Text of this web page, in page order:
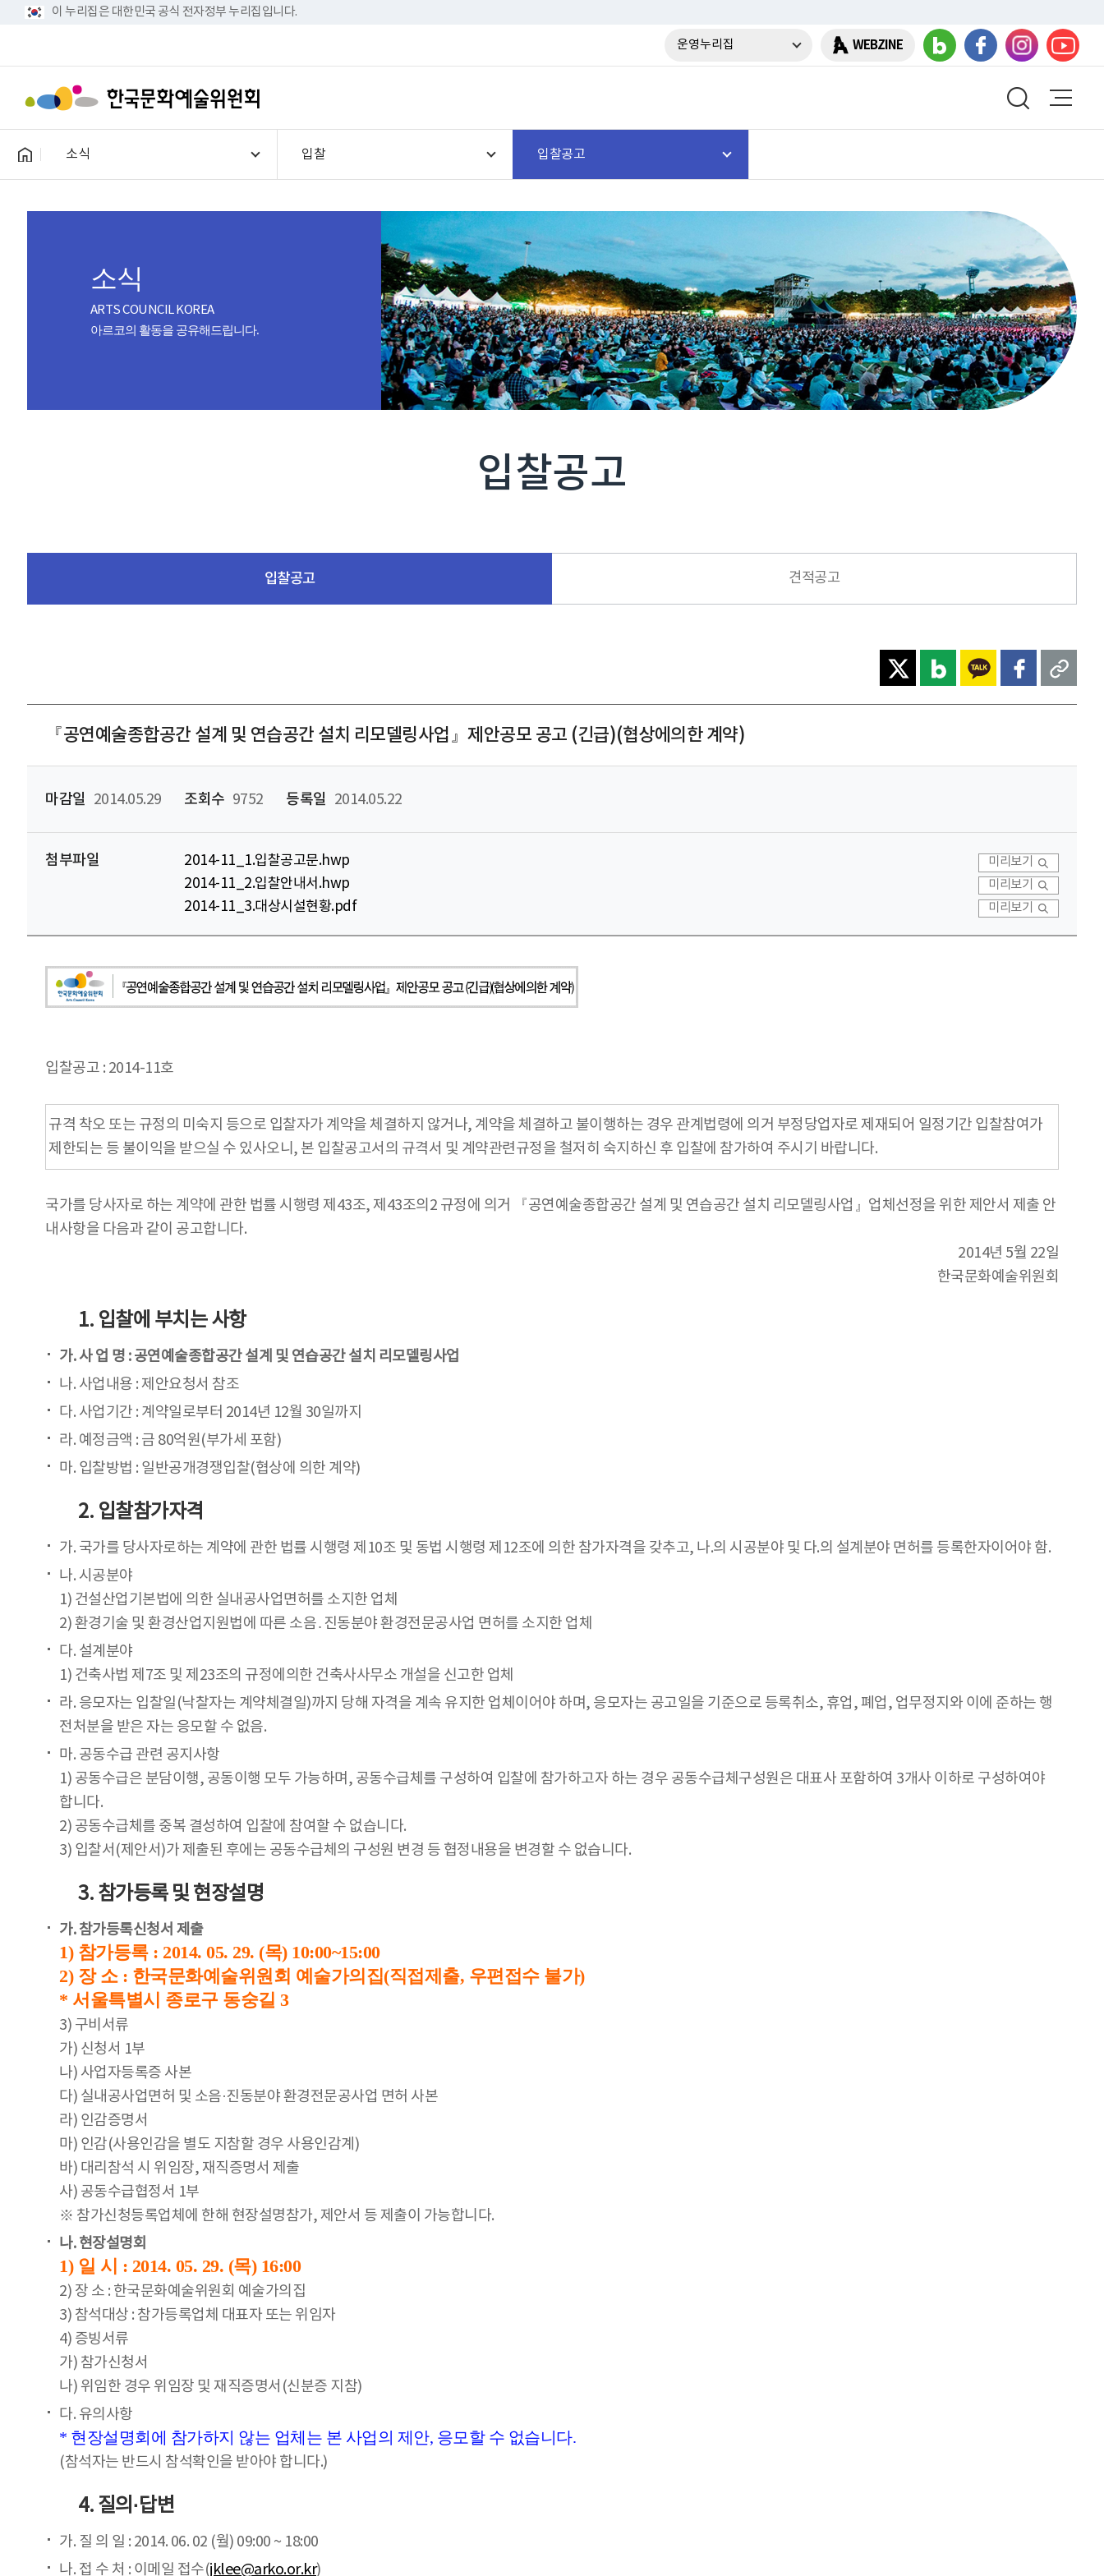
이 누리집은 대한민국 공식 전자정부 누리집입니다.
운영누리집 WEBZINE
소식 입찰 입찰공고
소식
ARTS COUNCIL KOREA
아르코의 활동을 공유해드립니다.
입찰공고
입찰공고 견적공고
『공연예술종합공간 설계 및 연습공간 설치 리모델링사업』제안공모 공고 (긴급)(협상에의한 계약)
마감일 2014.05.29 조회수 9752 등록일 2014.05.22
첨부파일 2014-11_1.입찰공고문.hwp 미리보기
2014-11_2.입찰안내서.hwp 미리보기
2014-11_3.대상시설현황.pdf 미리보기
입찰공고 : 2014-11호
규격 착오 또는 규정의 미숙지 등으로 입찰자가 계약을 체결하지 않거나, 계약을 체결하고 불이행하는 경우 관계법령에 의거 부정당업자로 제재되어 일정기간 입찰참여가
제한되는 등 불이익을 받으실 수 있사오니, 본 입찰공고서의 규격서 및 계약관련규정을 철저히 숙지하신 후 입찰에 참가하여 주시기 바랍니다.
국가를 당사자로 하는 계약에 관한 법률 시행령 제43조, 제43조의2 규정에 의거 『공연예술종합공간 설계 및 연습공간 설치 리모델링사업』업체선정을 위한 제안서 제출 안
내사항을 다음과 같이 공고합니다.
2014년 5월 22일
한국문화예술위원회
1. 입찰에 부치는 사항
가. 사 업 명 : 공연예술종합공간 설계 및 연습공간 설치 리모델링사업
나. 사업내용 : 제안요청서 참조
다. 사업기간 : 계약일로부터 2014년 12월 30일까지
라. 예정금액 : 금 80억원(부가세 포함)
마. 입찰방법 : 일반공개경쟁입찰(협상에 의한 계약)
2. 입찰참가자격
가. 국가를 당사자로하는 계약에 관한 법률 시행령 제10조 및 동법 시행령 제12조에 의한 참가자격을 갖추고, 나.의 시공분야 및 다.의 설계분야 면허를 등록한자이어야 함.
나. 시공분야
1) 건설산업기본법에 의한 실내공사업면허를 소지한 업체
2) 환경기술 및 환경산업지원법에 따른 소음․진동분야 환경전문공사업 면허를 소지한 업체
다. 설계분야
1) 건축사법 제7조 및 제23조의 규정에의한 건축사사무소 개설을 신고한 업체
라. 응모자는 입찰일(낙찰자는 계약체결일)까지 당해 자격을 계속 유지한 업체이어야 하며, 응모자는 공고일을 기준으로 등록취소, 휴업, 폐업, 업무정지와 이에 준하는 행
전처분을 받은 자는 응모할 수 없음.
마. 공동수급 관련 공지사항
1) 공동수급은 분담이행, 공동이행 모두 가능하며, 공동수급체를 구성하여 입찰에 참가하고자 하는 경우 공동수급체구성원은 대표사 포함하여 3개사 이하로 구성하여야
합니다.
2) 공동수급체를 중복 결성하여 입찰에 참여할 수 없습니다.
3) 입찰서(제안서)가 제출된 후에는 공동수급체의 구성원 변경 등 협정내용을 변경할 수 없습니다.
3. 참가등록 및 현장설명
가. 참가등록신청서 제출
1) 참가등록 : 2014. 05. 29. (목) 10:00~15:00
2) 장 소 : 한국문화예술위원회 예술가의집(직접제출, 우편접수 불가)
* 서울특별시 종로구 동숭길 3
3) 구비서류
가) 신청서 1부
나) 사업자등록증 사본
다) 실내공사업면허 및 소음·진동분야 환경전문공사업 면허 사본
라) 인감증명서
마) 인감(사용인감을 별도 지참할 경우 사용인감계)
바) 대리참석 시 위임장, 재직증명서 제출
사) 공동수급협정서 1부
※ 참가신청등록업체에 한해 현장설명참가, 제안서 등 제출이 가능합니다.
나. 현장설명회
1) 일 시 : 2014. 05. 29. (목) 16:00
2) 장 소 : 한국문화예술위원회 예술가의집
3) 참석대상 : 참가등록업체 대표자 또는 위임자
4) 증빙서류
가) 참가신청서
나) 위임한 경우 위임장 및 재직증명서(신분증 지참)
다. 유의사항
* 현장설명회에 참가하지 않는 업체는 본 사업의 제안, 응모할 수 없습니다.
(참석자는 반드시 참석확인을 받아야 합니다.)
4. 질의·답변
가. 질 의 일 : 2014. 06. 02 (월) 09:00 ~ 18:00
나. 접 수 처 : 이메일 접수(jklee@arko.or.kr)